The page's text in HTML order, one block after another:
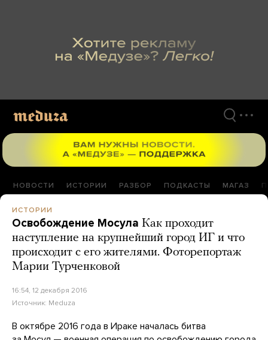
НОВОСТИ ИСТОРИИ РАЗБОР ПОДКАСТЫ МАГАЗ
ИСТОРИИ
Освобождение Мосула Как проходит
наступление на крупнейший город ИГ и что
происходит с его жителями. Фоторепортаж
Марии Турченковой
16:54, 12 декабря 2016
Источник: Meduza
В октябре 2016 года в Ираке началась битва